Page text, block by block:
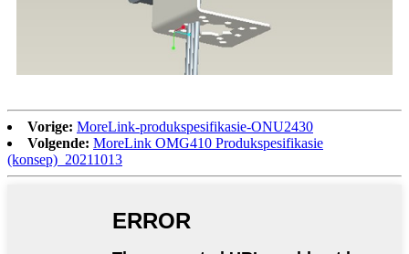
Vorige: MoreLink-produkspesifikasie-ONU2430
Volgende: MoreLink OMG410 Produkspesifikasie
(konsep)_20211013